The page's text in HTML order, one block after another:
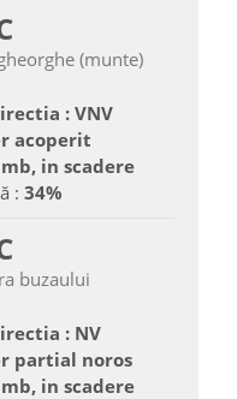
(munte)
: VNV
acoperit
in scadere
: 34%
buzaului
: NV
partial noros
in scadere